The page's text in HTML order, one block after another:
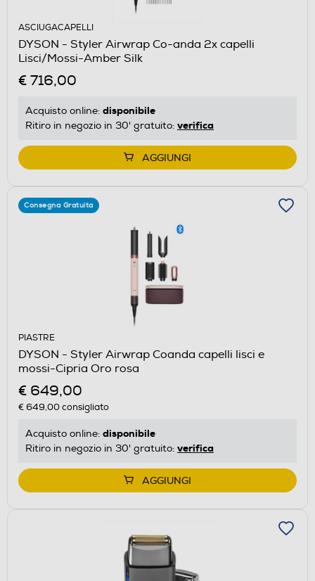
ASCIUGACAPELLI
DYSON - Styler Airwrap Co-anda 2x capelli
Lisci/Mossi-Amber Silk
€ 716,00
Acquisto online: disponibile
Ritiro in negozio in 30' gratuito: verifica
AGGIUNGI
Consegna Gratuita
PIASTRE
DYSON - Styler Airwrap Coanda capelli lisci e
mossi-Cipria Oro rosa
€ 649,00
€ 649,00consigliato
Acquisto online: disponibile
Ritiro in negozio in 30' gratuito: verifica
AGGIUNGI